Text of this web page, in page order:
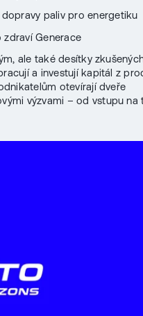
paliv pro energetiku
Generace
ale také desítky
a investují kapitál z
otevírají dveře
výzvami – od vstupu na